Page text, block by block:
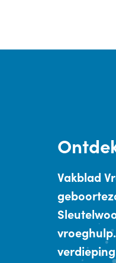
Vakblad